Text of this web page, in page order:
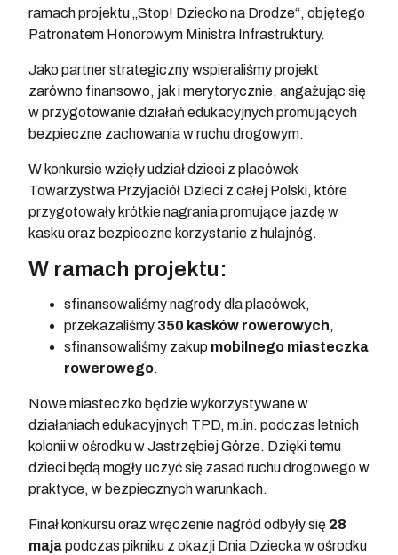
ramach projektu „Stop! Dziecko na Drodze“, objętego
Patronatem Honorowym Ministra Infrastruktury.
Jako partner strategiczny wspieraliśmy projekt
zarówno finansowo, jak i merytorycznie, angażując się
w przygotowanie działań edukacyjnych promujących
bezpieczne zachowania w ruchu drogowym.
W konkursie wzięły udział dzieci z placówek
Towarzystwa Przyjaciół Dzieci z całej Polski, które
przygotowały krótkie nagrania promujące jazdę w
kasku oraz bezpieczne korzystanie z hulajnóg.
W ramach projektu:
sfinansowaliśmy nagrody dla placówek,
przekazaliśmy 350 kasków rowerowych,
sfinansowaliśmy zakup mobilnego miasteczka
rowerowego.
Nowe miasteczko będzie wykorzystywane w
działaniach edukacyjnych TPD, m.in. podczas letnich
kolonii w ośrodku w Jastrzębiej Górze. Dzięki temu
dzieci będą mogły uczyć się zasad ruchu drogowego w
praktyce, w bezpiecznych warunkach.
Finał konkursu oraz wręczenie nagród odbyły się 28
majapodczas pikniku z okazji Dnia Dziecka w ośrodku